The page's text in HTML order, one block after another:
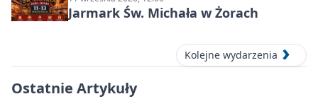
Jarmark Św. Michała w Żorach
Kolejne wydarzenia
Ostatnie Artykuły